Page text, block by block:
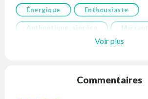
Énergique Enthousiaste
Authentique, sincère Marrant
Voir plus
Commentaires